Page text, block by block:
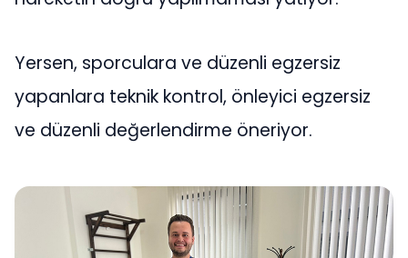
Yersen, sporculara ve düzenli egzersiz
yapanlara teknik kontrol, önleyici egzersiz
ve düzenli değerlendirme öneriyor.